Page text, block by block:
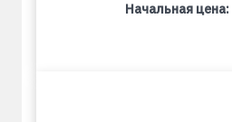
Начальная цена: